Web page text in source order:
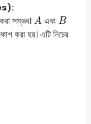
করা সম্ভব।A
A এবংB
B
করা হয়। এটি নিচের